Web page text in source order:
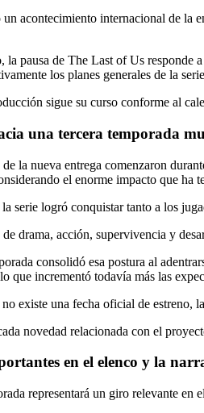
acontecimiento internacional de la
la pausa de The Last of Us responde
los planes generales de la
sigue su curso conforme al
una tercera temporada
la nueva entrega comenzaron
el enorme impacto que
serie logró conquistar tanto a los
drama, acción, supervivencia y
consolidó esa postura al
que incrementó todavía más las
existe una fecha oficial de estreno,
novedad relacionada con el
en el elenco y la
representará un giro relevante en